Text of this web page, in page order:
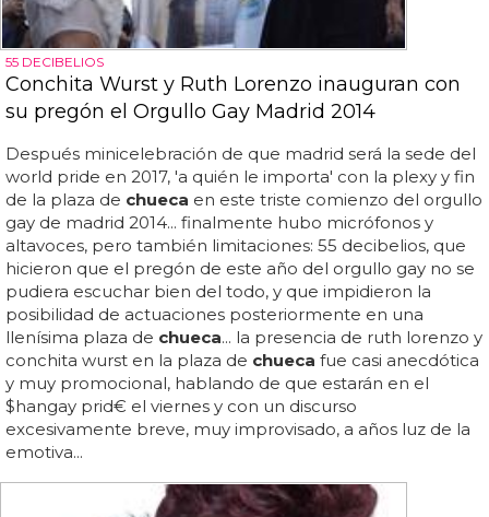
55 DECIBELIOS
Conchita Wurst y Ruth Lorenzo inauguran con
su pregón el Orgullo Gay Madrid 2014
Después minicelebración de que madrid será la sede del
world pride en 2017, 'a quién le importa' con la plexy y fin
de la plaza de chueca en este triste comienzo del orgullo
gay de madrid 2014... finalmente hubo micrófonos y
altavoces, pero también limitaciones: 55 decibelios, que
hicieron que el pregón de este año del orgullo gay no se
pudiera escuchar bien del todo, y que impidieron la
posibilidad de actuaciones posteriormente en una
llenísima plaza de chueca... la presencia de ruth lorenzo y
conchita wurst en la plaza de chueca fue casi anecdótica
y muy promocional, hablando de que estarán en el
$hangay prid€ el viernes y con un discurso
excesivamente breve, muy improvisado, a años luz de la
emotiva...